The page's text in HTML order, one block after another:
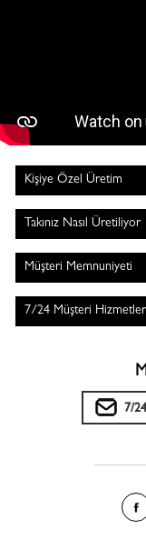
Kişiye Özel Üretim
Takınız Nasıl Üretiliyor
Müşteri Memnuniyeti
7/24 Müşteri
7/